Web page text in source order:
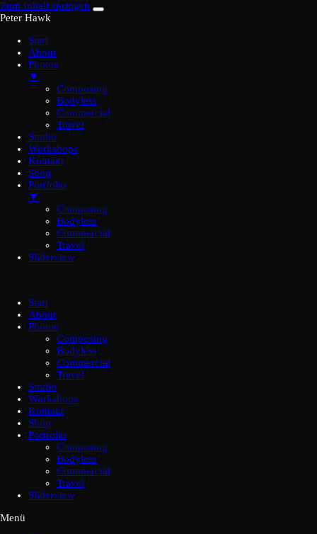
Zum Inhalt springen
Peter Hawk
Start
About
Photos
▼
Composing
Bodyless
Commercial
Travel
Studio
Workshops
Kontakt
Shop
Portfolio
▼
Composing
Bodyless
Commercial
Travel
Sliderview
Start
About
Photos
Composing
Bodyless
Commercial
Travel
Studio
Workshops
Kontakt
Shop
Portfolio
Composing
Bodyless
Commercial
Travel
Sliderview
Menü